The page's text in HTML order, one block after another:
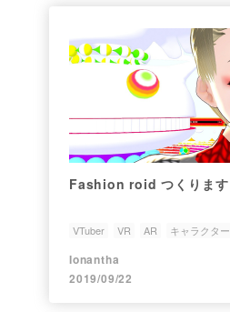
Fashion roid つくります
VTuber VR AR キャラクター
Ionantha
2019/09/22